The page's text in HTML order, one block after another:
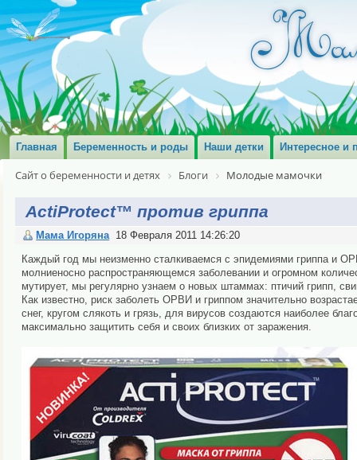
Главная Беременность и роды Наши детки Интересное и
Сайт о беременности и детях Блоги Молодые мамочки
ActiProtect™ против гриппа
Мама Игоряна 18 Февраля 2011 14:26:20
Каждый год мы неизменно сталкиваемся с эпидемиями гриппа и
молниеносно распространяющемся заболевании и огромном
мутирует, мы регулярно узнаем о новых штаммах: птичий грипп,
Как известно, риск заболеть ОРВИ и гриппом значительно
снег, кругом слякоть и грязь, для вирусов создаются наиболее
максимально защитить себя и своих близких от заражения.